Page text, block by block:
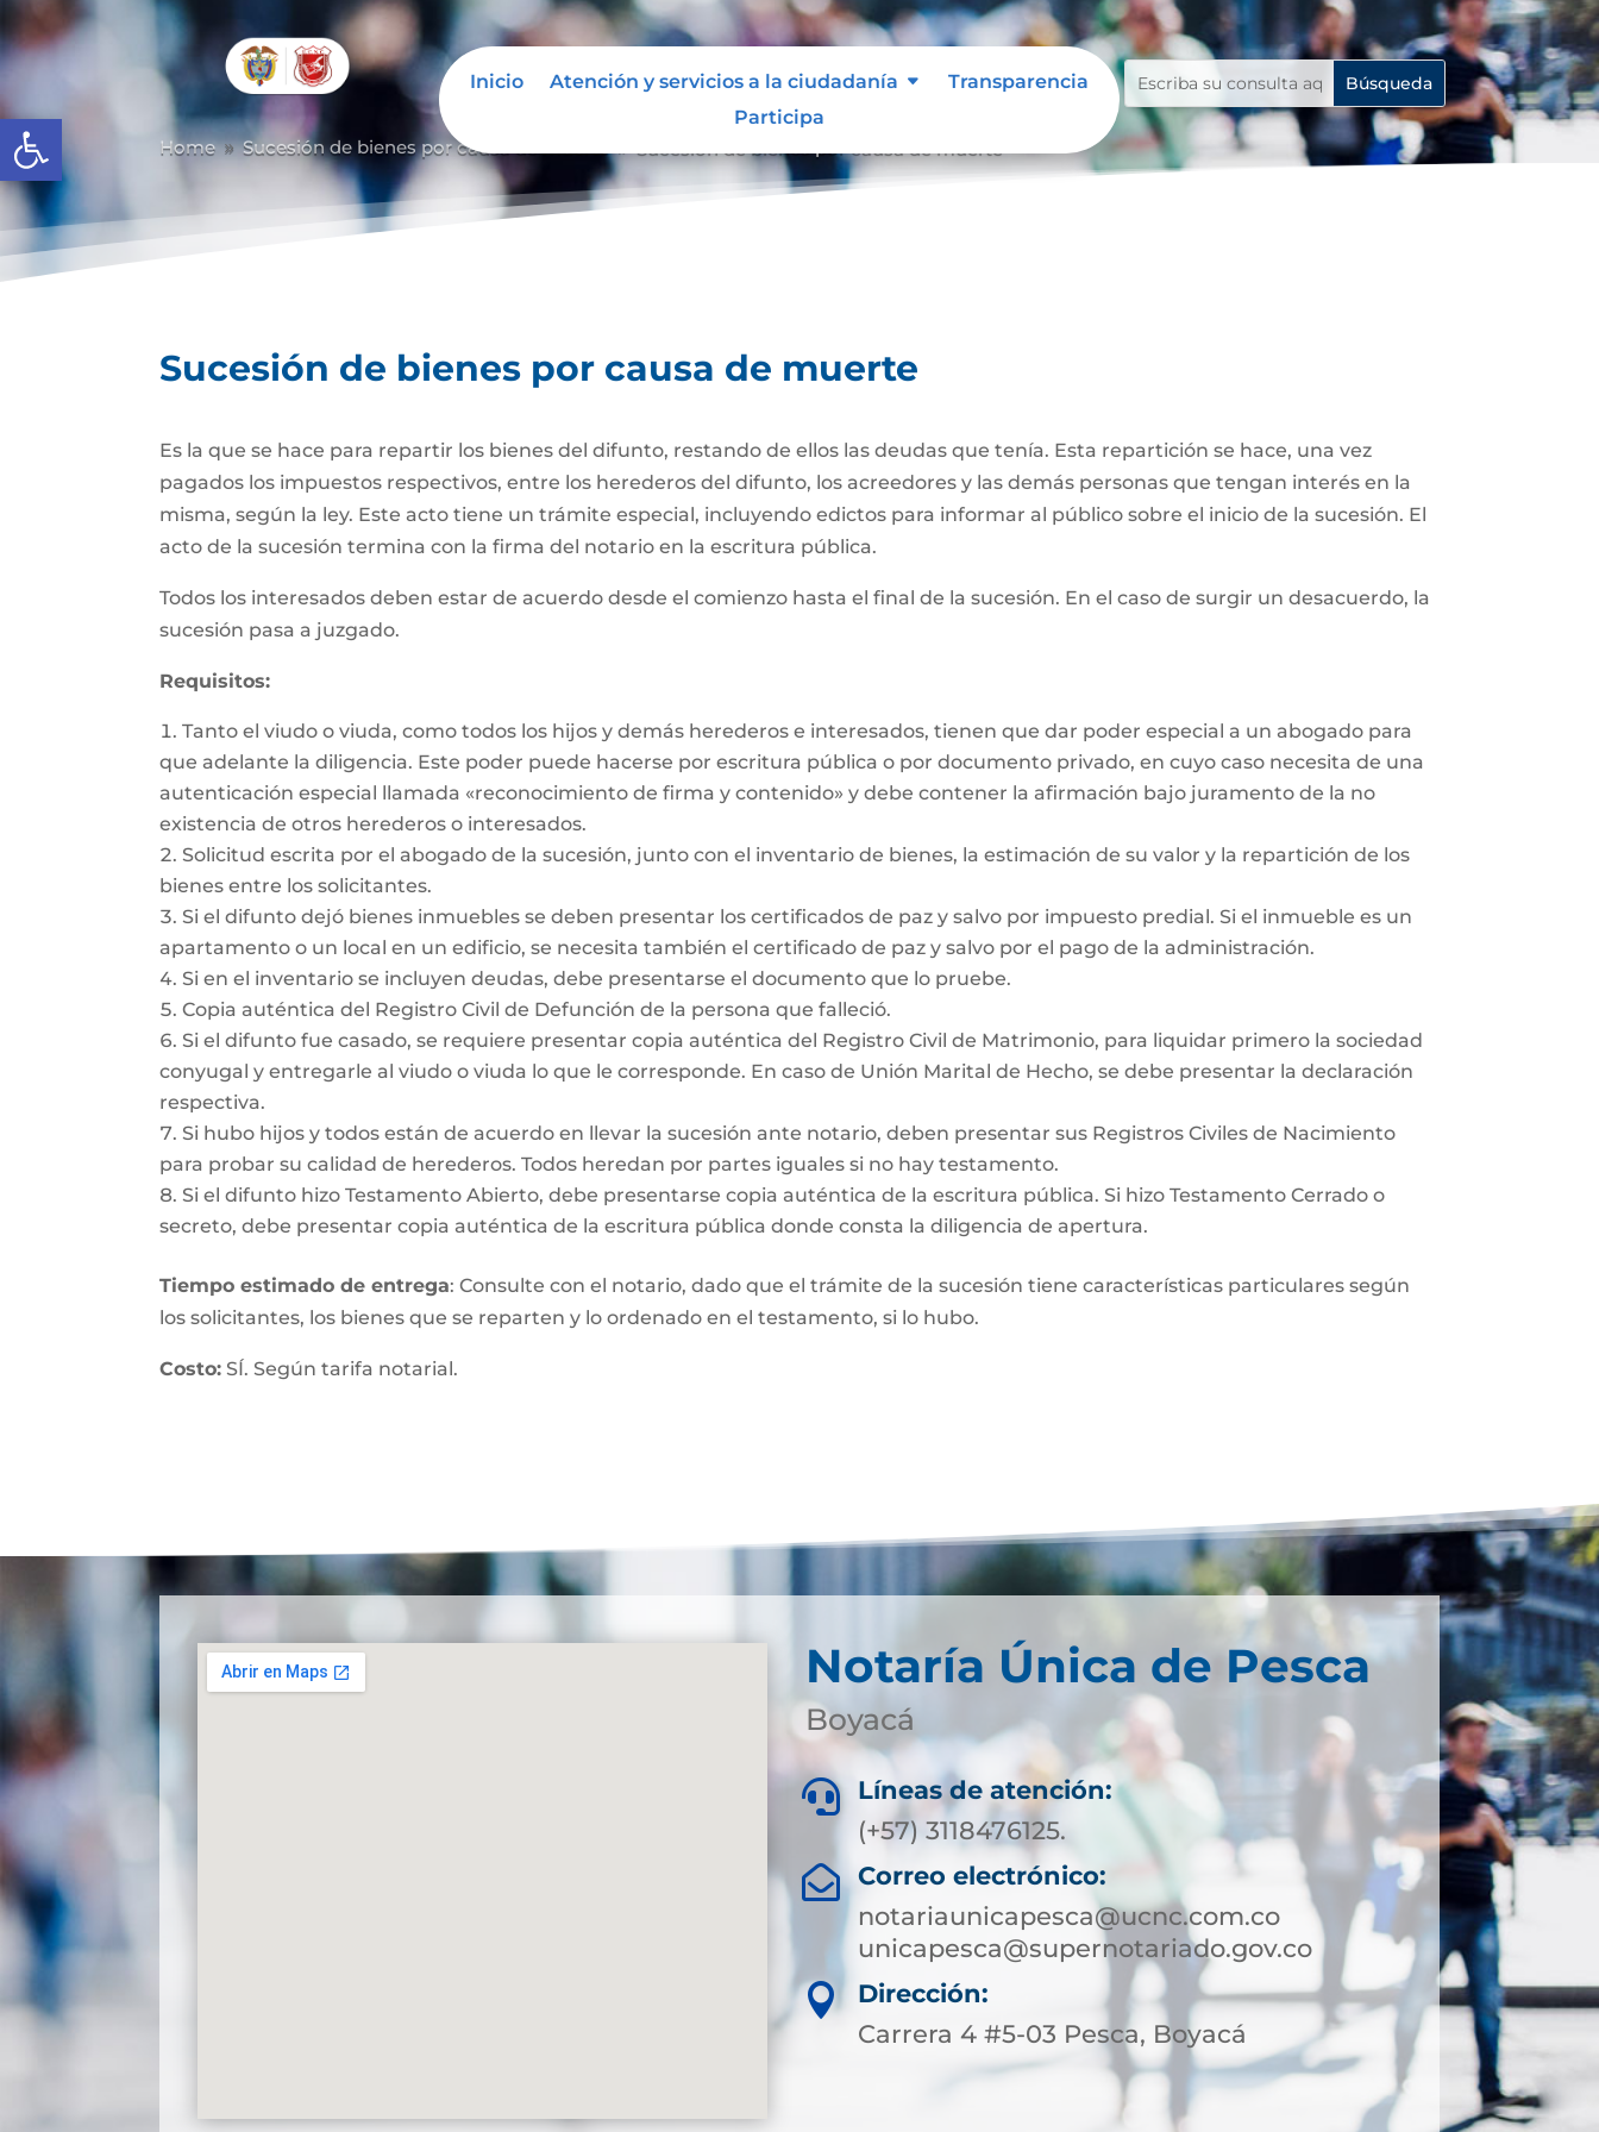
Abrir barra de herramientas
Inicio Atención y servicios a la ciudadanía
Transparencia
Participa
Home 9 Sucesión de bienes por causa de muerte
Sucesión de bienes por causa de muerte
Es la que se hace para repartir los bienes del difunto, restando de ellos las deudas que tenía. Esta repartición se hace, una vez
pagados los impuestos respectivos, entre los herederos del difunto, los acreedores y las demás personas que tengan interés en la
misma, según la ley. Este acto tiene un trámite especial, incluyendo edictos para informar al público sobre el inicio de la sucesión. El
acto de la sucesión termina con la firma del notario en la escritura pública.
Todos los interesados deben estar de acuerdo desde el comienzo hasta el final de la sucesión. En el caso de surgir un desacuerdo, la
sucesión pasa a juzgado.
Requisitos:
Tanto el viudo o viuda, como todos los hijos y demás herederos e interesados, tienen que dar poder especial a un abogado para
que adelante la diligencia. Este poder puede hacerse por escritura pública o por documento privado, en cuyo caso necesita de una
autenticación especial llamada «reconocimiento de firma y contenido» y debe contener la afirmación bajo juramento de la no
existencia de otros herederos o interesados.
Solicitud escrita por el abogado de la sucesión, junto con el inventario de bienes, la estimación de su valor y la repartición de los
bienes entre los solicitantes.
Si el difunto dejó bienes inmuebles se deben presentar los certificados de paz y salvo por impuesto predial. Si el inmueble es un
apartamento o un local en un edificio, se necesita también el certificado de paz y salvo por el pago de la administración.
Si en el inventario se incluyen deudas, debe presentarse el documento que lo pruebe.
Copia auténtica del Registro Civil de Defunción de la persona que falleció.
Si el difunto fue casado, se requiere presentar copia auténtica del Registro Civil de Matrimonio, para liquidar primero la sociedad
conyugal y entregarle al viudo o viuda lo que le corresponde. En caso de Unión Marital de Hecho, se debe presentar la declaración
respectiva.
Si hubo hijos y todos están de acuerdo en llevar la sucesión ante notario, deben presentar sus Registros Civiles de Nacimiento
para probar su calidad de herederos. Todos heredan por partes iguales si no hay testamento.
Si el difunto hizo Testamento Abierto, debe presentarse copia auténtica de la escritura pública. Si hizo Testamento Cerrado o
secreto, debe presentar copia auténtica de la escritura pública donde consta la diligencia de apertura.
Tiempo estimado de entrega: Consulte con el notario, dado que el trámite de la sucesión tiene características particulares según
los solicitantes, los bienes que se reparten y lo ordenado en el testamento, si lo hubo.
Costo: SÍ. Según tarifa notarial.
Notaría Única de Pesca
Boyacá

Líneas de atención:
(+57) 3118476125.
 Correo electrónico:
notariaunicapesca@ucnc.com.co
unicapesca@supernotariado.gov.co

Dirección:
Carrera 4 #5-03 Pesca, Boyacá